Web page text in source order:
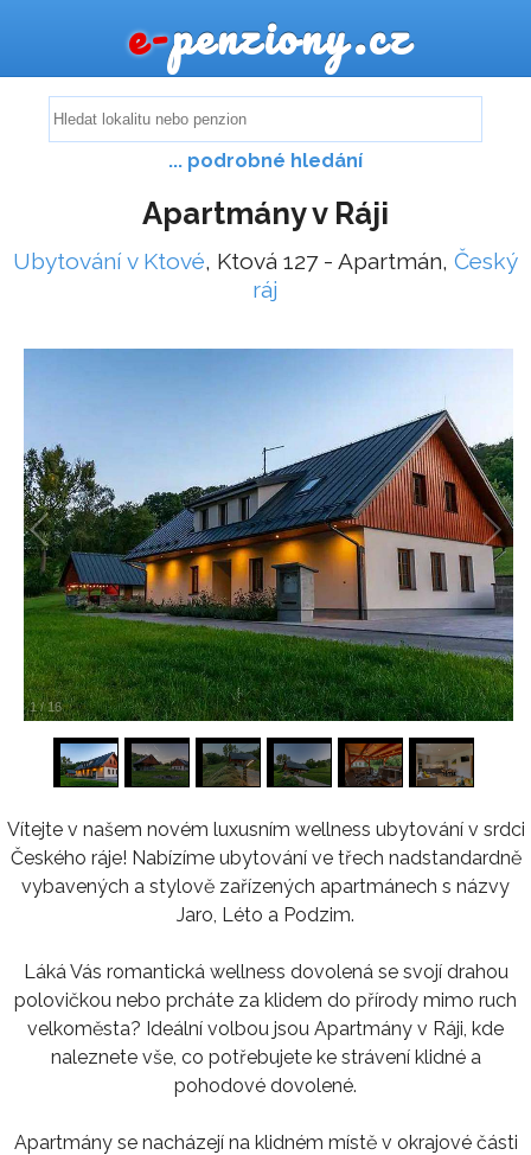
e-penziony.cz
... podrobné hledání
Apartmány v Ráji
Ubytování v Ktové, Ktová 127 - Apartmán, Český
ráj
1/16
Vítejte v našem novém luxusním wellness ubytování v srdci
Českého ráje! Nabízíme ubytování ve třech nadstandardně
vybavených a stylově zařízených apartmánech s názvy
Jaro, Léto a Podzim.
Láká Vás romantická wellness dovolená se svojí drahou
polovičkou nebo prcháte za klidem do přírody mimo ruch
velkoměsta? Ideální volbou jsou Apartmány v Ráji, kde
naleznete vše, co potřebujete ke strávení klidné a
pohodové dovolené.
Apartmány se nacházejí na klidném místě v okrajové části